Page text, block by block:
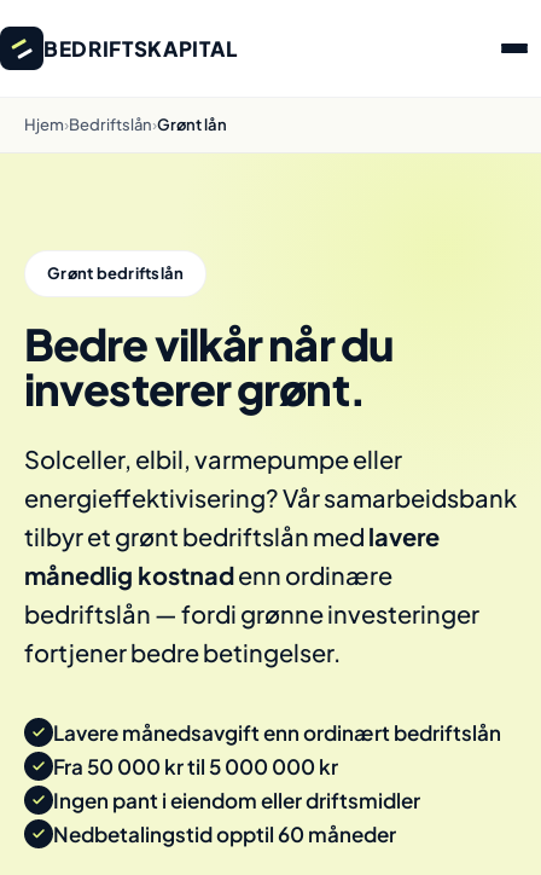
BEDRIFTSKAPITAL
Hjem›Bedriftslån›Grønt lån
Grønt bedriftslån
Bedre vilkår når du
investerer grønt.
Solceller, elbil, varmepumpe eller
energieffektivisering? Vår samarbeidsbank
tilbyr et grønt bedriftslån med lavere
månedlig kostnadenn ordinære
bedriftslån — fordi grønne investeringer
fortjener bedre betingelser.
Lavere månedsavgift enn ordinært bedriftslån
Fra 50 000 kr til 5 000 000 kr
Ingen pant i eiendom eller driftsmidler
Nedbetalingstid opptil 60 måneder